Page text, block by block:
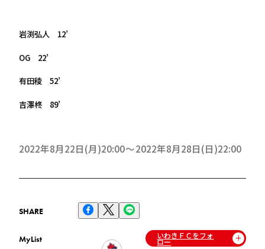
岩渕弘人 12’
OG 22’
有田稜 52’
吉澤柊 89’
2022年8月22日(月)20:00 2022年8月28日(日)22:00
SHARE
MyList いわきＦＣをフォ
ロー